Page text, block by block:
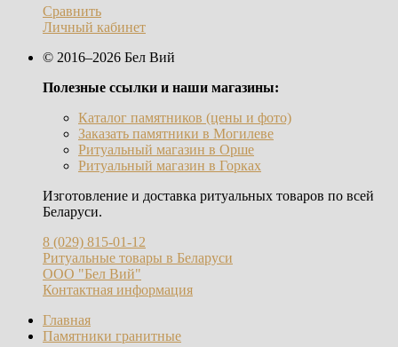
Сравнить
Личный кабинет
© 2016–2026 Бел Вий
Полезные ссылки и наши магазины:
Каталог памятников (цены и фото)
Заказать памятники в Могилеве
Ритуальный магазин в Орше
Ритуальный магазин в Горках
Изготовление и доставка ритуальных товаров по всей
Беларуси.
8 (029) 815-01-12
Ритуальные товары в Беларуси
ООО "Бел Вий"
Контактная информация
Главная
Памятники гранитные